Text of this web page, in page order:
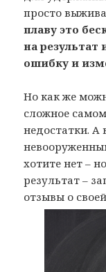
просто
плаву это
на результат
ошибку и
Но как же
сложное
недостатки. А
хотите нет –
результат –
отзывы о